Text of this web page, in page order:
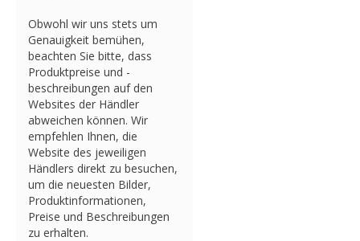
Obwohl wir uns stets um
Genauigkeit bemühen,
beachten Sie bitte, dass
Produktpreise und -
beschreibungen auf den
Websites der Händler
abweichen können. Wir
empfehlen Ihnen, die
Website des jeweiligen
Händlers direkt zu besuchen,
um die neuesten Bilder,
Produktinformationen,
Preise und Beschreibungen
zu erhalten.